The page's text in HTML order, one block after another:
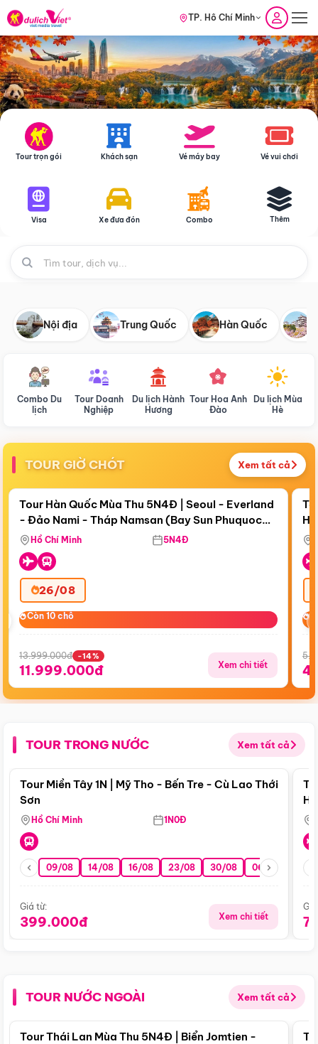
TP. Hồ Chí Minh
Tour trọn gói Khách sạn Vé máy bay Vé vui chơi
Visa Xe đưa đón Combo Thêm
Nội địa Trung Quốc Hàn Quốc
Combo Du
lịch
Tour Doanh
Nghiệp
Du lịch Hành
Hương
Tour Hoa Anh
Đào
Du lịch Mùa
Hè
TOUR GIỜ CHÓT Xem tất cả
Còn18 ngày 19:58:00
Bay Sun Phuquoc Airways
Điểm nổi bật
Tour Hàn Quốc Mùa Thu 5N4Đ | Seoul - Everland
- Đảo Nami - Tháp Namsan (Bay Sun Phuquoc
Airways)
Hồ Chí Minh 5N4Đ
26/08
Còn 10 chỗ
Còn 10 chỗ
13.999.000đ -14%
11.999.000đ Xem chi tiết
TOUR TRONG NƯỚC Xem tất cả
Điểm nổi bật
Tour Miền Tây 1N | Mỹ Tho - Bến Tre - Cù Lao Thới
Sơn
Hồ Chí Minh 1N0Đ
09/08 14/08 16/08 23/08 30/08 06/09 13/09
Giá từ:
399.000đ Xem chi tiết
TOUR NƯỚC NGOÀI Xem tất cả
Điểm nổi bật
Tour Thái Lan Mùa Thu 5N4Đ | Biển Jomtien -